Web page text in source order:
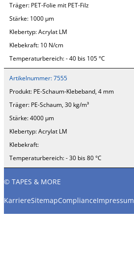
Träger: PET-Folie mit PET-Filz
Stärke: 1000 µm
Klebertyp:Acrylat LM
Klebekraft: 10 N/cm
Temperaturbereich:- 40 bis 105 °C
Artikelnummer:7555
Produkt: PE-Schaum-Klebeband, 4 mm
Träger: PE-Schaum, 30 kg/m³
Stärke:4000 µm
Klebertyp:Acrylat LM
Klebekraft:
Temperaturbereich:- 30 bis 80 °C
© TAPES & MORE
KarriereSitemapComplianceImpressum